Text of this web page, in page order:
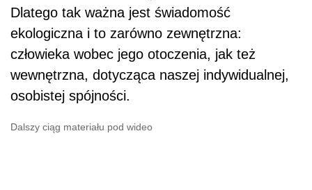
Dlatego tak ważna jest świadomość
ekologiczna i to zarówno zewnętrzna:
człowieka wobec jego otoczenia, jak też
wewnętrzna, dotycząca naszej indywidualnej,
osobistej spójności.
Dalszy ciąg materiału pod wideo